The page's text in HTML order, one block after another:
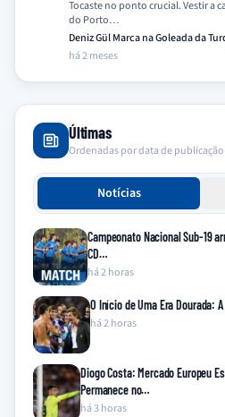
Tocaste no ponto crucial. Vestir a
do Porto…
Deniz Gül Marca na Goleada da
há 2 meses
Últimas
Ordenadas por data de publicação
Notícias
Campeonato Nacional Sub-19
CD…
há 2 horas
O Início de Uma Era Dourada:
há 2 horas
Diogo Costa: Mercado Europeu
Permanece no…
há 3 horas